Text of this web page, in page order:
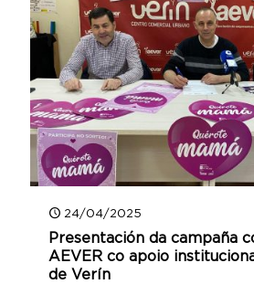
24/04/2025
Presentación da campaña
AEVER co apoio
de Verín